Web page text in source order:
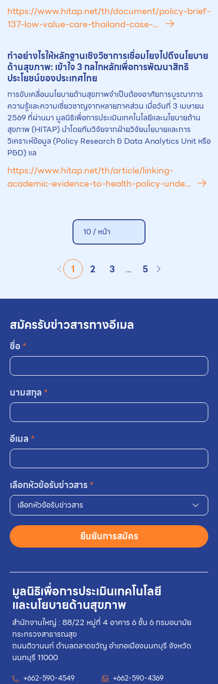
https://www.hitap.net/th/document/policy-brief-
137-low-value-care-thailand-case-...
ทำอย่างไรให้หลักฐานเชิงวิชาการเชื่อมโยงไปถึงนโยบาย
ด้านสุขภาพ: เข้าใจ 3 กลไกหลักเพื่อการพัฒนาสิทธิ
ประโยชน์ของประเทศไทย
การขับเคลื่อนนโยบายด้านสุขภาพจำเป็นต้องอาศัยการบูรณาการ
ความรู้และความเชี่ยวชาญจากหลายภาคส่วน เมื่อวันที่ 3 เมษายน
2569 ที่ผ่านมา มูลนิธิเพื่อการประเมินเทคโนโลยีและนโยบายด้าน
สุขภาพ (HITAP) นำโดยทีมวิจัยจากฝ่ายวิจัยนโยบายและการ
วิเคราะห์ข้อมูล (Policy Research & Data Analytics Unit หรือ
P&D) แล
https://www.hitap.net/th/article/linking-
academic-evidence-to-health-policy-unde...
10 / หน้า
1 2 3 ... 5
มูลนิธิเพื่อการประเมินเทคโนโลยี
และนโยบายด้านสุขภาพ
สำนักงานใหญ่ : 88/22 หมู่ที่ 4 อาคาร 6 ชั้น 6 กรมอนามัย
กระทรวงสาธารณสุข
ถนนติวานนท์ ตำบลตลาดขวัญ อำเภอเมืองนนทบุรี จังหวัด
นนทบุรี 11000
+662-590-4549
+662-590-4369
สมัครรับข่าวสารทางอีเมล
ชื่อ*
นามสกุล *
อีเมล *
เลือกหัวข้อรับข่าวสาร*
เลือกหัวข้อรับข่าวสาร
ยืนยันการสมัคร